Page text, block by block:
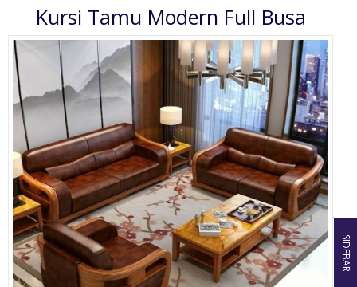
Kursi Tamu Modern Full Busa
SIDEBAR